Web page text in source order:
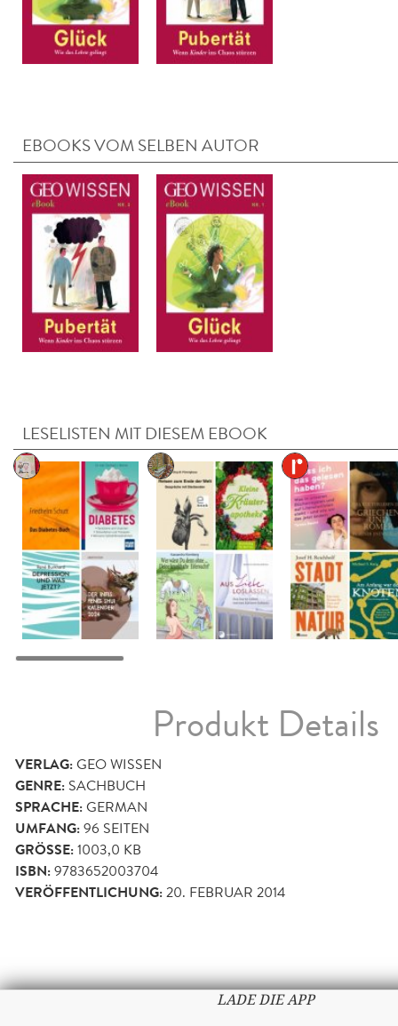
EBOOKS VOM SELBEN AUTOR
LESELISTEN MIT DIESEM EBOOK
Produkt Details
VERLAG:GEO WISSEN
GENRE: SACHBUCH
SPRACHE:GERMAN
UMFANG:96 SEITEN
GRÖSSE: 1003,0 KB
ISBN:9783652003704
VERÖFFENTLICHUNG:20. FEBRUAR 2014
LADE DIE APP